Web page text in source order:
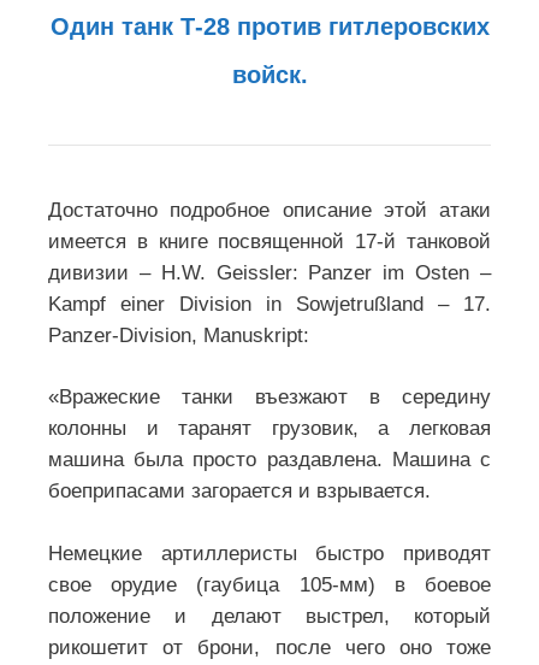
Один танк Т-28 против гитлеровских
войск.
Достаточно подробное описание этой атаки
имеется в книге посвященной 17-й танковой
дивизии – H.W. Geissler: Panzer im Osten –
Kampf einer Division in Sowjetrußland – 17.
Panzer-Division, Manuskript:
«Вражеские танки въезжают в середину
колонны и таранят грузовик, а легковая
машина была просто раздавлена. Машина с
боеприпасами загорается и взрывается.
Немецкие артиллеристы быстро приводят
свое орудие (гаубица 105-мм) в боевое
положение и делают выстрел, который
рикошетит от брони, после чего оно тоже